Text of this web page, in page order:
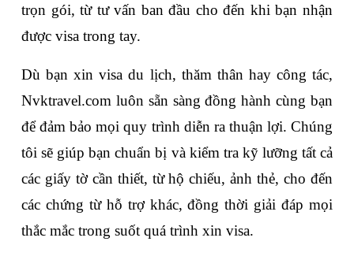
trọn gói, từ tư vấn ban đầu cho đến khi bạn nhận
được visa trong tay.
Dù bạn xin visa du lịch, thăm thân hay công tác,
Nvktravel.com luôn sẵn sàng đồng hành cùng bạn
để đảm bảo mọi quy trình diễn ra thuận lợi. Chúng
tôi sẽ giúp bạn chuẩn bị và kiểm tra kỹ lưỡng tất cả
các giấy tờ cần thiết, từ hộ chiếu, ảnh thẻ, cho đến
các chứng từ hỗ trợ khác, đồng thời giải đáp mọi
thắc mắc trong suốt quá trình xin visa.